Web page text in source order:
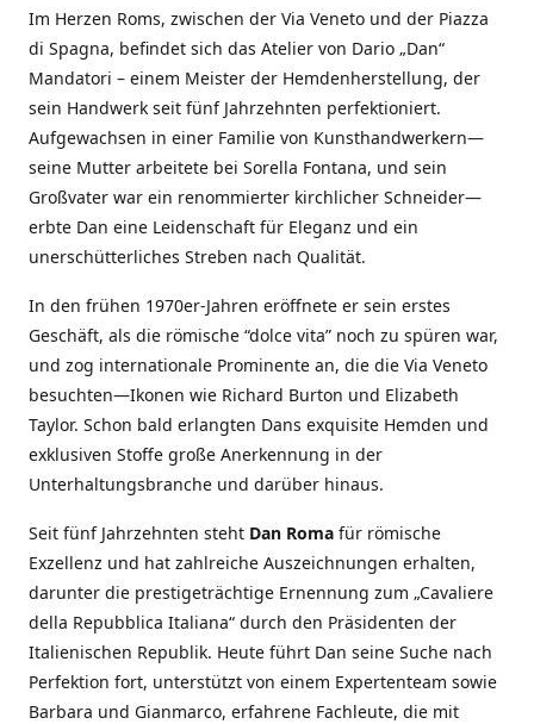
Im Herzen Roms, zwischen der Via Veneto und der Piazza
di Spagna, befindet sich das Atelier von Dario „Dan“
Mandatori – einem Meister der Hemdenherstellung, der
sein Handwerk seit fünf Jahrzehnten perfektioniert.
Aufgewachsen in einer Familie von Kunsthandwerkern—
seine Mutter arbeitete bei Sorella Fontana, und sein
Großvater war ein renommierter kirchlicher Schneider—
erbte Dan eine Leidenschaft für Eleganz und ein
unerschütterliches Streben nach Qualität.
In den frühen 1970er-Jahren eröffnete er sein erstes
Geschäft, als die römische “dolce vita” noch zu spüren war,
und zog internationale Prominente an, die die Via Veneto
besuchten—Ikonen wie Richard Burton und Elizabeth
Taylor. Schon bald erlangten Dans exquisite Hemden und
exklusiven Stoffe große Anerkennung in der
Unterhaltungsbranche und darüber hinaus.
Seit fünf Jahrzehnten steht Dan Roma für römische
Exzellenz und hat zahlreiche Auszeichnungen erhalten,
darunter die prestigeträchtige Ernennung zum „Cavaliere
della Repubblica Italiana“ durch den Präsidenten der
Italienischen Republik. Heute führt Dan seine Suche nach
Perfektion fort, unterstützt von einem Expertenteam sowie
Barbara und Gianmarco, erfahrene Fachleute, die mit